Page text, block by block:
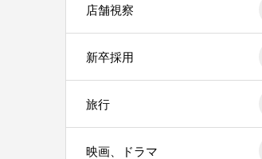
店舗視察
新卒採用
旅行
映画、ドラマ